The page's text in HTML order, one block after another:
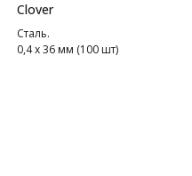
Clover
Сталь.
0,4 х 36 мм (100 шт)